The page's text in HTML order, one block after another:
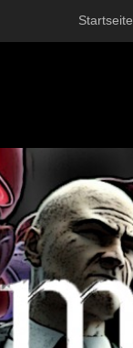
Startseite